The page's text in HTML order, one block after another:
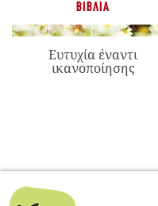
ΒΙΒΛΊΑ
Ευτυχία έναντι
ικανοποίησης